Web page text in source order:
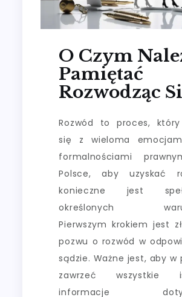
O Czym
Pamiętać
Rozwodząc
Rozwód to proces, który
się z wieloma
formalnościami
Polsce, aby uzyskać
konieczne jest
określonych
Pierwszym krokiem jest
pozwu o rozwód w
sądzie. Ważne jest, aby w
zawrzeć wszystkie
informacje